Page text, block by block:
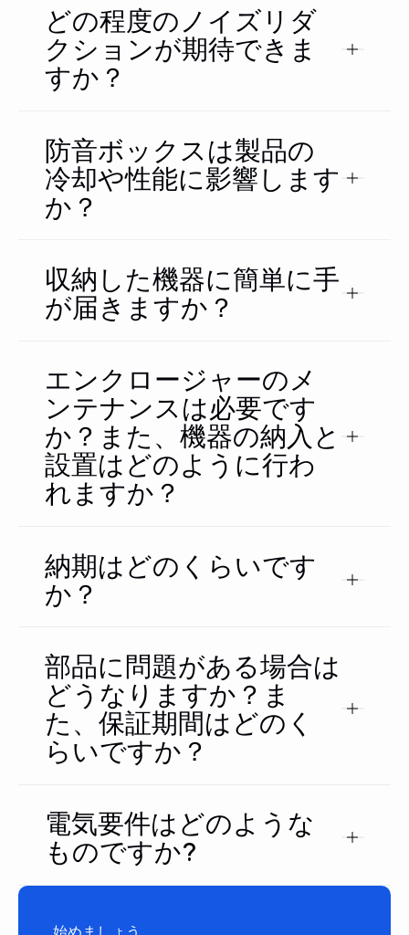
どの程度のノイズリダ
クションが期待できま
すか？
防音ボックスは製品の
冷却や性能に影響します
か？
収納した機器に簡単に手
が届きますか？
エンクロージャーのメ
ンテナンスは必要です
か？また、機器の納入と
設置はどのように行わ
れますか？
納期はどのくらいです
か？
部品に問題がある場合は
どうなりますか？ま
た、保証期間はどのく
らいですか？
電気要件はどのような
ものですか?
始めましょう